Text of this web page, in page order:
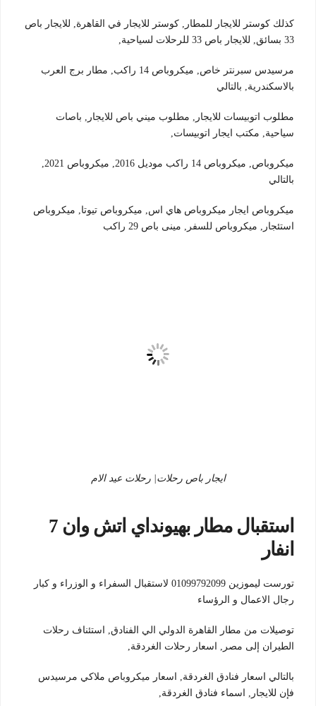
كذلك كوستر للايجار للمطار, كوستر للايجار في القاهرة, للايجار باص
33 بسائق, للايجار باص 33 للرحلات لسياحية,
مرسيدس سبرنتر خاص, ميكروباص 14 راكب, مطار برج العرب
بالاسكندرية, بالتالي
مطلوب اتوبيسات للايجار, مطلوب ميني باص للايجار, باصات
سياحية, مكتب ايجار اتوبيسات,
ميكروباص, ميكروباص 14 راكب موديل 2016, ميكروباص 2021,
بالتالي
ميكروباص ايجار ميكروباص هاي اس, ميكروباص تيوتا, ميكروباص
استئجار, ميكروباص للسفر, مينى باص 29 راكب
ايجار باص رحلات| رحلات عيد الام
استقبال مطار بهيونداي اتش وان 7
انفار
تورست ليموزين 01099792099 لاستقبال السفراء و الوزراء و كبار
رجال الاعمال و الرؤساء
توصيلات من مطار القاهرة الدولي الي الفنادق, استئناف رحلات
الطيران إلى مصر, اسعار رحلات الغردقة,
بالتالي اسعار فنادق الغردقة, اسعار ميكروباص ملاكي مرسيدس
فإن للايجار, اسماء فنادق الغردقة,